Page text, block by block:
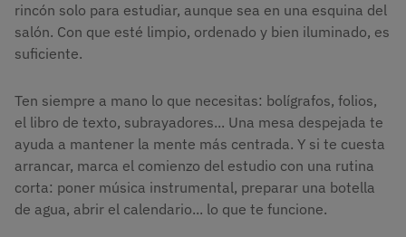
rincón solo para estudiar, aunque sea en una esquina del
salón. Con que esté limpio, ordenado y bien iluminado, es
suficiente.
Ten siempre a mano lo que necesitas: bolígrafos, folios,
el libro de texto, subrayadores... Una mesa despejada te
ayuda a mantener la mente más centrada. Y si te cuesta
arrancar, marca el comienzo del estudio con una rutina
corta: poner música instrumental, preparar una botella
de agua, abrir el calendario... lo que te funcione.